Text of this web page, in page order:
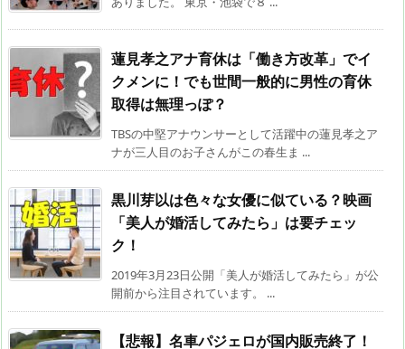
蓮見孝之アナ育休は「働き方改革」でイ
クメンに！でも世間一般的に男性の育休
取得は無理っぽ？
TBSの中堅アナウンサーとして活躍中の蓮見孝之ア
ナが三人目のお子さんがこの春生ま ...
黒川芽以は色々な女優に似ている？映画
「美人が婚活してみたら」は要チェッ
ク！
2019年3月23日公開「美人が婚活してみたら」が公
開前から注目されています。 ...
【悲報】名車パジェロが国内販売終了！